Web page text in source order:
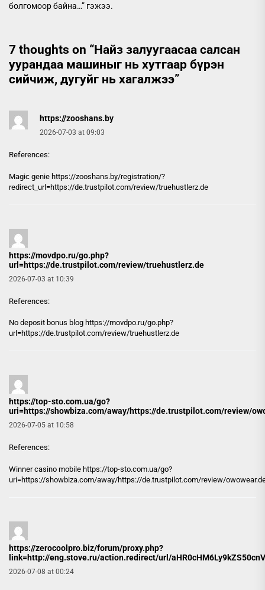
болгомоор байна…” гэжээ.
7 thoughts on “Найз залуугаасаа салсан
уурандаа машиныг нь хутгаар бүрэн
сийчиж, дугуйг нь хагалжээ”
https://zooshans.by
2026-07-03 at 09:03
References:
Magic genie https://zooshans.by/registration/?
redirect_url=https://de.trustpilot.com/review/truehustlerz.de
https://movdpo.ru/go.php?
url=https://de.trustpilot.com/review/truehustlerz.de
2026-07-03 at 10:39
References:
No deposit bonus blog https://movdpo.ru/go.php?
url=https://de.trustpilot.com/review/truehustlerz.de
https://top-sto.com.ua/go?
uri=https://showbiza.com/away/https://de.trustpilot.com/review/
2026-07-05 at 10:58
References:
Winner casino mobile https://top-sto.com.ua/go?
uri=https://showbiza.com/away/https://de.trustpilot.com/review/
https://zerocoolpro.biz/forum/proxy.php?
link=http://eng.stove.ru/action.redirect/url/
2026-07-08 at 00:24